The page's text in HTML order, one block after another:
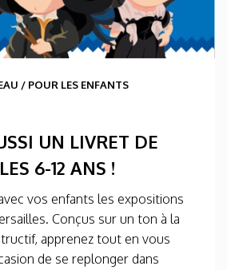
/ POUR LES ENFANTS
UN LIVRET DE
6-12 ANS !
vos enfants les expositions
Conçus sur un ton à la
apprenez tout en vous
de se replonger dans